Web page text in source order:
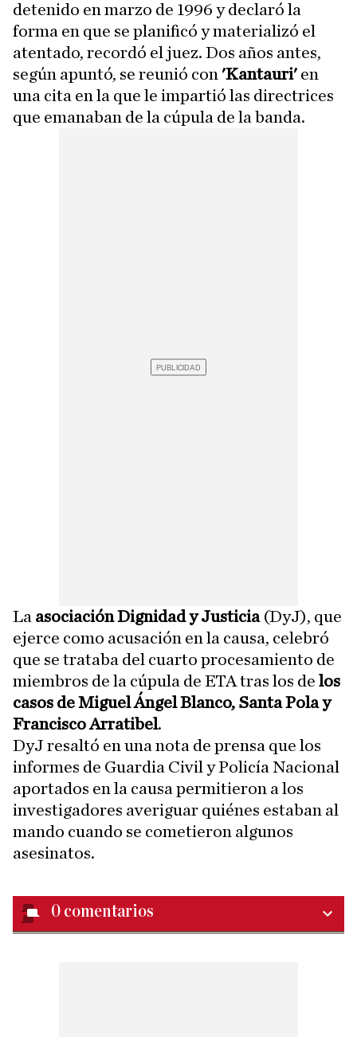
detenido en marzo de 1996 y declaró la
forma en que se planificó y materializó el
atentado, recordó el juez. Dos años antes,
según apuntó, se reunió con 'Kantauri' en
una cita en la que le impartió las directrices
que emanaban de la cúpula de la banda.
La asociación Dignidad y Justicia(DyJ), que
ejerce como acusación en la causa, celebró
que se trataba del cuarto procesamiento de
miembros de la cúpula de ETA tras los de los
casos de Miguel Ángel Blanco, Santa Pola y
Francisco Arratibel.
DyJ resaltó en una nota de prensa que los
informes de Guardia Civil y Policía Nacional
aportados en la causa permitieron a los
investigadores averiguar quiénes estaban al
mando cuando se cometieron algunos
asesinatos.
0 comentarios